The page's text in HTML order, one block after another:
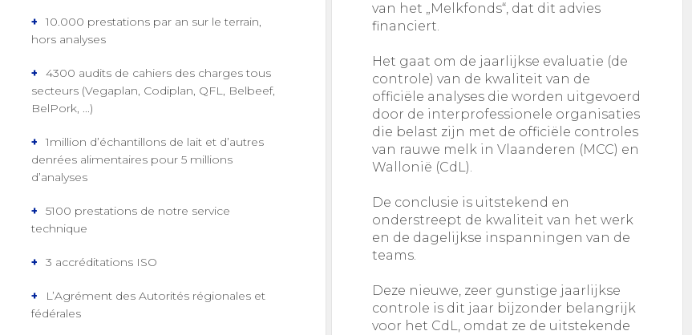
10.000 prestations par an sur le terrain,
hors analyses
4300 audits de cahiers des charges tous
secteurs (Vegaplan, Codiplan, QFL, Belbeef,
BelPork, ...)
1million d’échantillons de lait et d’autres
denrées alimentaires pour 5 millions
d’analyses
5100 prestations de notre service
technique
3 accréditations ISO
L’Agrément des Autorités régionales et
fédérales
van het „Melkfonds“, dat dit advies
financiert.
Het gaat om de jaarlijkse evaluatie (de
controle) van de kwaliteit van de
officiële analyses die worden uitgevoerd
door de interprofessionele organisaties
die belast zijn met de officiële controles
van rauwe melk in Vlaanderen (MCC) en
Wallonië (CdL).
De conclusie is uitstekend en
onderstreept de kwaliteit van het werk
en de dagelijkse inspanningen van de
teams.
Deze nieuwe, zeer gunstige jaarlijkse
controle is dit jaar bijzonder belangrijk
voor het CdL, omdat ze de uitstekende